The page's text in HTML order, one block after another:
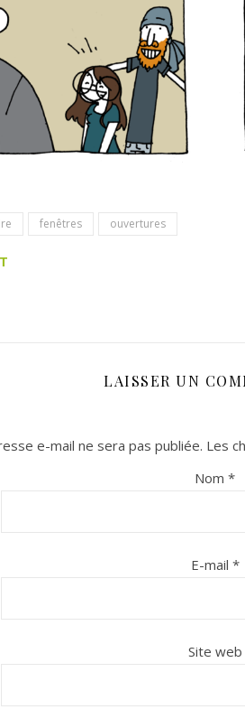
fenêtres ouvertures
LAISSER UN
e-mail ne sera pas publiée. Les
Nom *
E-mail *
Site web